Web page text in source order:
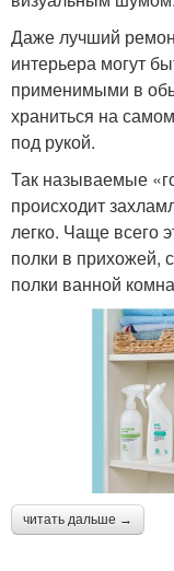
Даже лучший
интерьера могут
применимыми в
храниться на
под рукой.
Так называемые
происходит
легко. Чаще всего
полки в прихожей,
полки ванной
читать дальше →